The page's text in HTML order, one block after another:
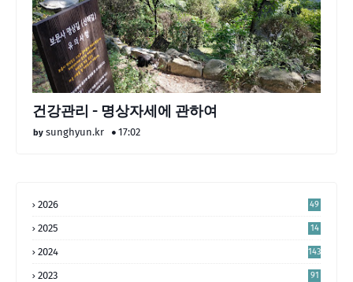
건강관리 - 명상자세에 관하여
sunghyun.kr 17:02
2026 49
2025
14
2024 143
2023 91